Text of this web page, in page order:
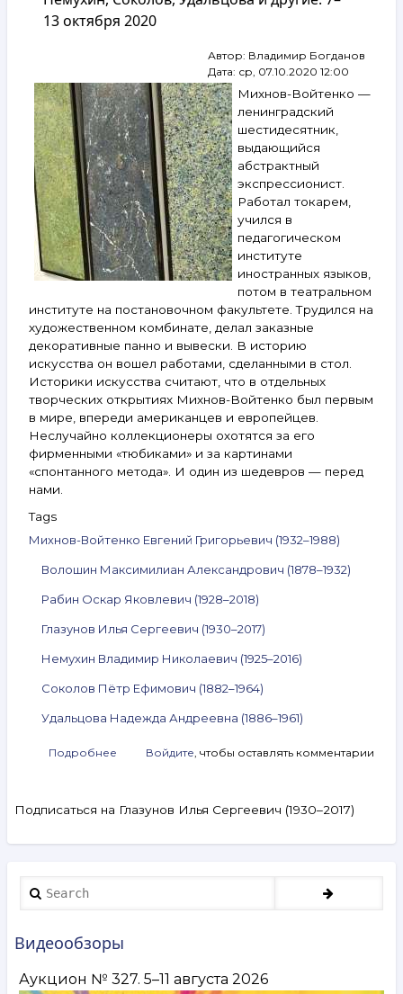
Леонов,
Штейнберг,
Вулох,
Вечтомов,
Белютин,
Зверев,
Нусберг,
Глазунов
и другие.
28 февраля —
5 марта
2024
13 октября 2020
Автор: Владимир Богданов
Дата: ср, 07.10.2020 12:00
Михнов-Войтенко —
ленинградский
шестидесятник,
выдающийся
абстрактный
экспрессионист.
Работал токарем,
учился в
педагогическом
институте
иностранных языков,
потом в театральном
институте на постановочном факультете. Трудился на
художественном комбинате, делал заказные
декоративные панно и вывески. В историю
искусства он вошел работами, сделанными в стол.
Историки искусства считают, что в отдельных
творческих открытиях Михнов-Войтенко был первым
в мире, впереди американцев и европейцев.
Неслучайно коллекционеры охотятся за его
фирменными «тюбиками» и за картинами
«спонтанного метода». И один из шедевров — перед
нами.
Tags
Михнов-Войтенко Евгений Григорьевич (1932–1988)
Волошин Максимилиан Александрович (1878–1932)
Рабин Оскар Яковлевич (1928–2018)
Глазунов Илья Сергеевич (1930–2017)
Немухин Владимир Николаевич (1925–2016)
Соколов Пётр Ефимович (1882–1964)
Удальцова Надежда Андреевна (1886–1961)
Подробнее
№ 42.
Удальцова
другие.
Войдите , чтобы оставлять комментарии
Подписаться на Глазунов Илья Сергеевич (1930–2017)
Search
Видеообзоры
Аукцион № 327. 5–11 августа 2026